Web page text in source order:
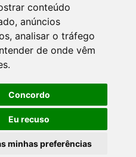
conteúdo
anúncios
analisar o tráfego
de onde vêm
Concordo
Eu recuso
minhas preferências
8
2026. Todos os direitos